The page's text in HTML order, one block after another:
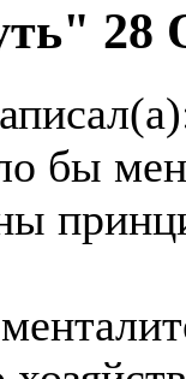
28
бы